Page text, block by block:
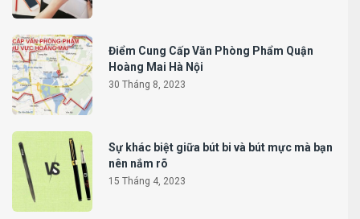
Điểm Cung Cấp Văn Phòng Phẩm Quận
Hoàng Mai Hà Nội
30 Tháng 8, 2023
Sự khác biệt giữa bút bi và bút mực mà bạn
nên nắm rõ
15 Tháng 4, 2023